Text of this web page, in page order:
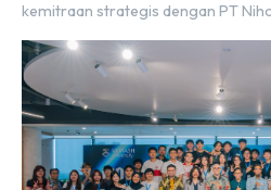
kemitraan strategis dengan PT
tersebut ditandai dengan
Understanding (MoU) oleh Bayu
Ventures) dan Kosuke Kawata […]